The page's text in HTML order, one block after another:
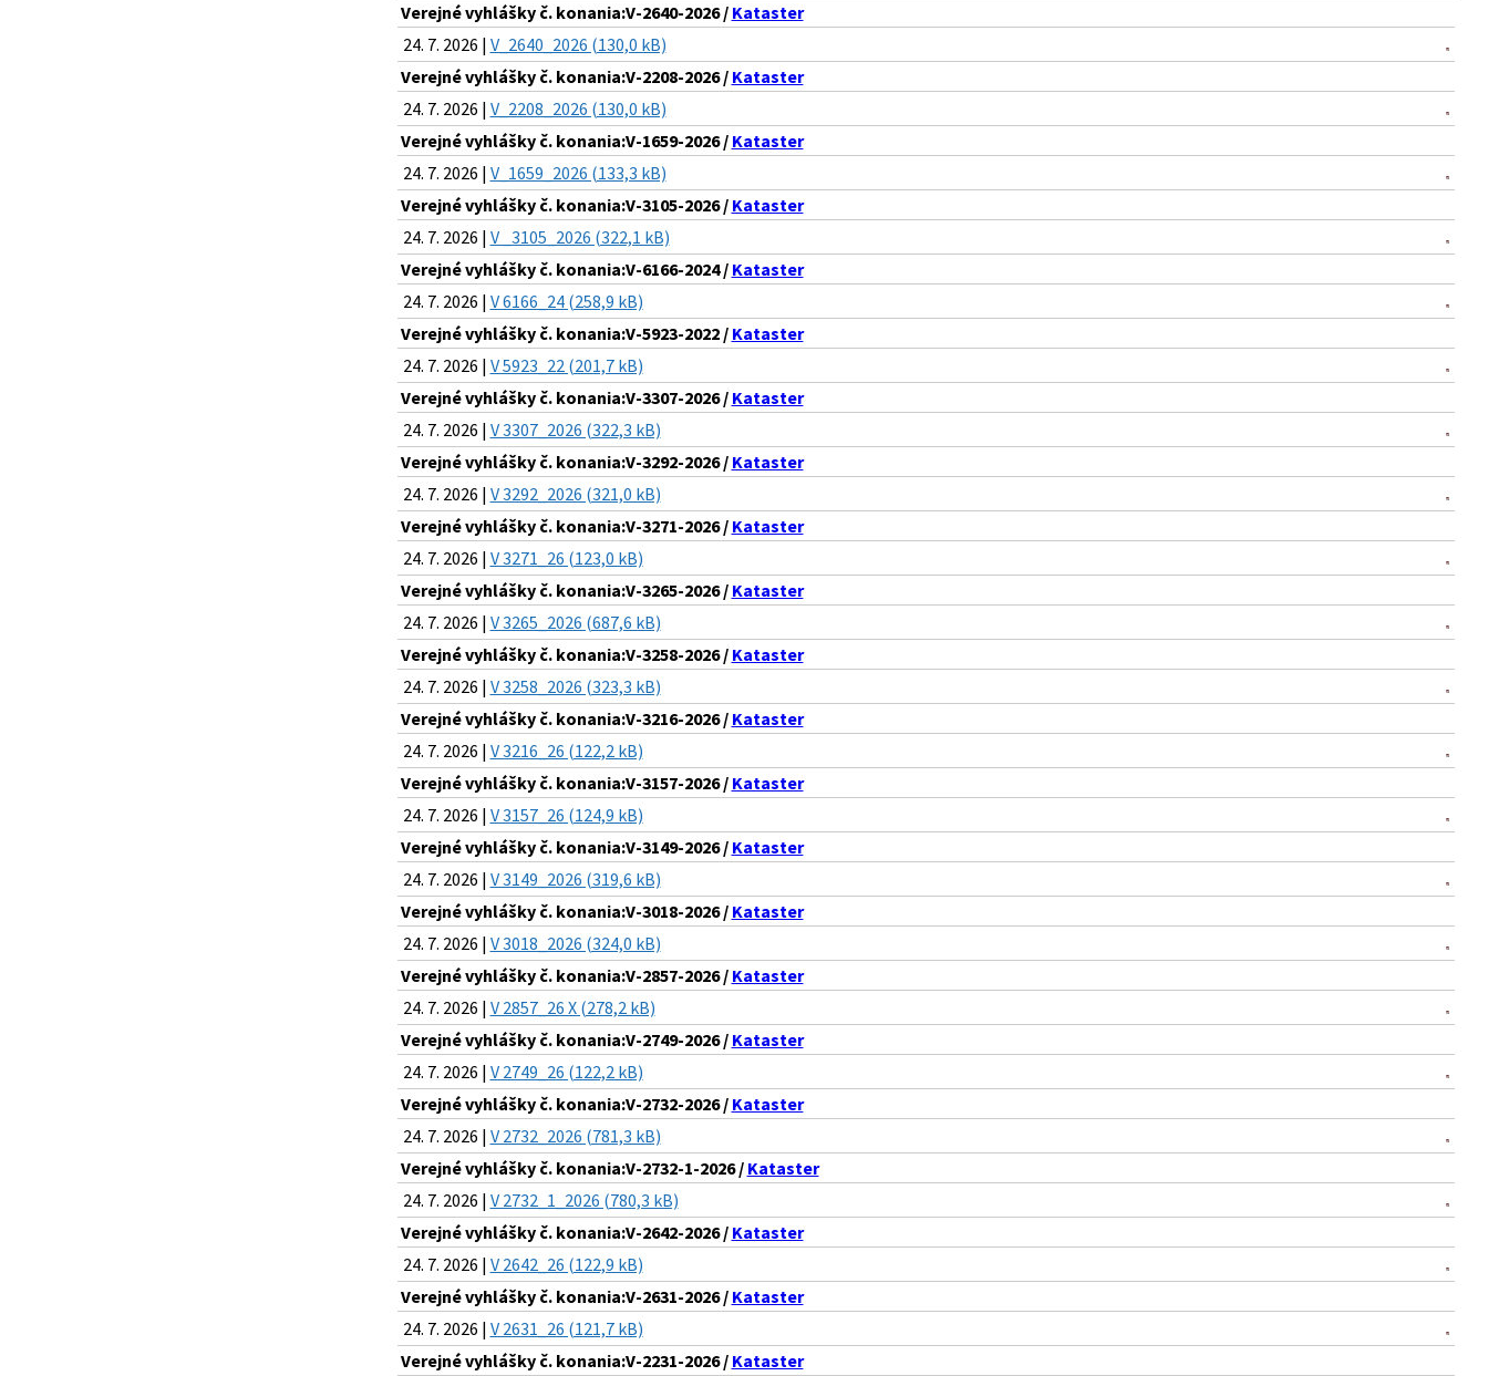
Verejné vyhlášky č. konania:V-2640-2026 / Kataster
24. 7. 2026 | V_2640_2026 (130,0 kB)
Verejné vyhlášky č. konania:V-2208-2026 / Kataster
24. 7. 2026 | V_2208_2026 (130,0 kB)
Verejné vyhlášky č. konania:V-1659-2026 / Kataster
24. 7. 2026 | V_1659_2026 (133,3 kB)
Verejné vyhlášky č. konania:V-3105-2026 / Kataster
24. 7. 2026 | V _3105_2026 (322,1 kB)
Verejné vyhlášky č. konania:V-6166-2024 / Kataster
24. 7. 2026 | V 6166_24 (258,9 kB)
Verejné vyhlášky č. konania:V-5923-2022 / Kataster
24. 7. 2026 | V 5923_22 (201,7 kB)
Verejné vyhlášky č. konania:V-3307-2026 / Kataster
24. 7. 2026 | V 3307_2026 (322,3 kB)
Verejné vyhlášky č. konania:V-3292-2026 / Kataster
24. 7. 2026 | V 3292_2026 (321,0 kB)
Verejné vyhlášky č. konania:V-3271-2026 / Kataster
24. 7. 2026 | V 3271_26 (123,0 kB)
Verejné vyhlášky č. konania:V-3265-2026 / Kataster
24. 7. 2026 | V 3265_2026 (687,6 kB)
Verejné vyhlášky č. konania:V-3258-2026 / Kataster
24. 7. 2026 | V 3258_2026 (323,3 kB)
Verejné vyhlášky č. konania:V-3216-2026 / Kataster
24. 7. 2026 | V 3216_26 (122,2 kB)
Verejné vyhlášky č. konania:V-3157-2026 / Kataster
24. 7. 2026 | V 3157_26 (124,9 kB)
Verejné vyhlášky č. konania:V-3149-2026 / Kataster
24. 7. 2026 | V 3149_2026 (319,6 kB)
Verejné vyhlášky č. konania:V-3018-2026 / Kataster
24. 7. 2026 | V 3018_2026 (324,0 kB)
Verejné vyhlášky č. konania:V-2857-2026 / Kataster
24. 7. 2026 | V 2857_26 X (278,2 kB)
Verejné vyhlášky č. konania:V-2749-2026 / Kataster
24. 7. 2026 | V 2749_26 (122,2 kB)
Verejné vyhlášky č. konania:V-2732-2026 / Kataster
24. 7. 2026 | V 2732_2026 (781,3 kB)
Verejné vyhlášky č. konania:V-2732-1-2026 / Kataster
24. 7. 2026 | V 2732_1_2026 (780,3 kB)
Verejné vyhlášky č. konania:V-2642-2026 / Kataster
24. 7. 2026 | V 2642_26 (122,9 kB)
Verejné vyhlášky č. konania:V-2631-2026 / Kataster
24. 7. 2026 | V 2631_26 (121,7 kB)
Verejné vyhlášky č. konania:V-2231-2026 / Kataster